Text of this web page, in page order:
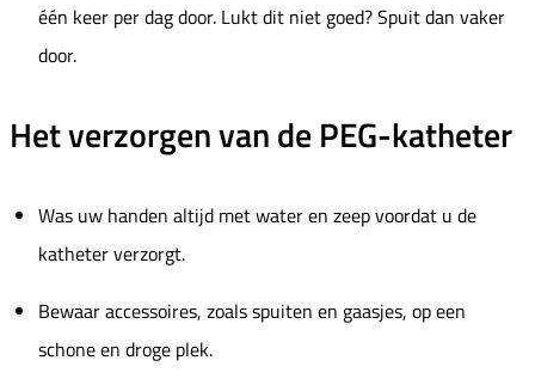
één keer per dag door. Lukt dit niet goed? Spuit dan vaker
door.
Het verzorgen van de PEG-katheter
Was uw handen altijd met water en zeep voordat u de
katheter verzorgt.
Bewaar accessoires, zoals spuiten en gaasjes, op een
schone en droge plek.